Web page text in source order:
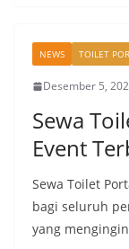
NEWS TOILET
Desember 5,
Sewa
Event
Sewa Toilet
bagi seluruh
yang